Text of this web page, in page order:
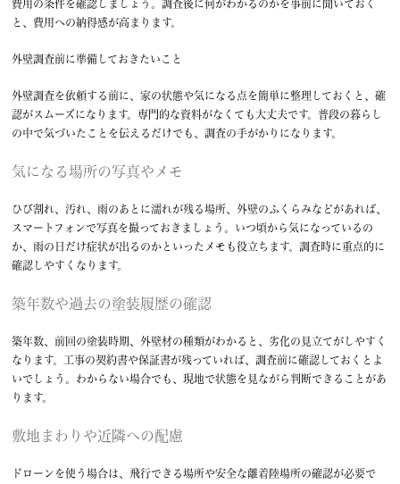
費用の条件を確認しましょう。調査後に何がわかるのかを事前に聞いておく
と、費用への納得感が高まります。
外壁調査前に準備しておきたいこと
外壁調査を依頼する前に、家の状態や気になる点を簡単に整理しておくと、確
認がスムーズになります。専門的な資料がなくても大丈夫です。普段の暮らし
の中で気づいたことを伝えるだけでも、調査の手がかりになります。
気になる場所の写真やメモ
ひび割れ、汚れ、雨のあとに濡れが残る場所、外壁のふくらみなどがあれば、
スマートフォンで写真を撮っておきましょう。いつ頃から気になっているの
か、雨の日だけ症状が出るのかといったメモも役立ちます。調査時に重点的に
確認しやすくなります。
築年数や過去の塗装履歴の確認
築年数、前回の塗装時期、外壁材の種類がわかると、劣化の見立てがしやすく
なります。工事の契約書や保証書が残っていれば、調査前に確認しておくとよ
いでしょう。わからない場合でも、現地で状態を見ながら判断できることがあ
ります。
敷地まわりや近隣への配慮
ドローンを使う場合は、飛行できる場所や安全な離着陸場所の確認が必要で